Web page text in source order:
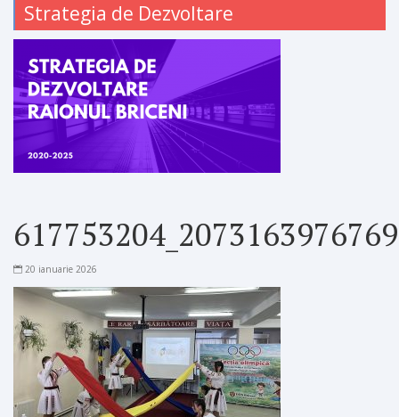
Strategia de Dezvoltare
20 ianuarie 2026